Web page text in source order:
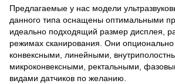
Предлагаемые у нас модели
данного типа оснащены оптимальными
идеально подходящий размер дисплея,
режимах сканирования. Они опционально
конвексными, линейными,
микроконвексными, ректальными,
видами датчиков по желанию.